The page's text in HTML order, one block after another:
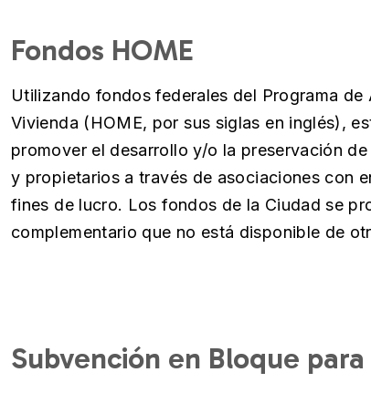
Fondos HOME
Utilizando fondos federales del Programa de
Vivienda (HOME, por sus siglas en inglés),
promover el desarrollo y/o la preservación
y propietarios a través de asociaciones con
fines de lucro. Los fondos de la Ciudad se
complementario que no está disponible de
Subvención en Bloque